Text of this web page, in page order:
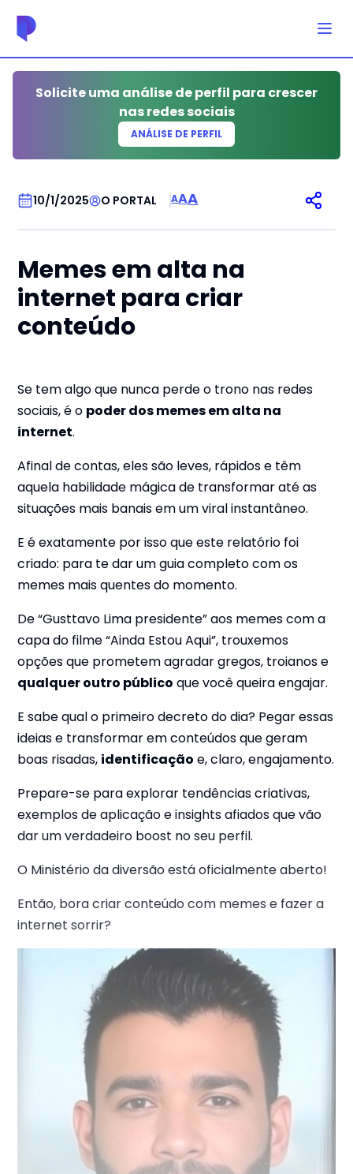
Solicite uma análise de perfil para crescer
nas redes sociais
ANÁLISE DE PERFIL
10/1/2025 O PORTAL
ARTES CÊNICAS AAA
Memes em alta na
internet para criar
conteúdo
Se tem algo que nunca perde o trono nas redes
sociais, é o poder dos memes em alta na
internet.
Afinal de contas, eles são leves, rápidos e têm
aquela habilidade mágica de transformar até as
situações mais banais em um viral instantâneo.
E é exatamente por isso que este relatório foi
criado: para te dar um guia completo com os
memes mais quentes do momento.
De “Gusttavo Lima presidente” aos memes com a
capa do filme “Ainda Estou Aqui”, trouxemos
opções que prometem agradar gregos, troianos e
qualquer outro público que você queira engajar.
E sabe qual o primeiro decreto do dia? Pegar essas
ideias e transformar em conteúdos que geram
boas risadas, identificação e, claro, engajamento.
Prepare-se para explorar tendências criativas,
exemplos de aplicação e insights afiados que vão
dar um verdadeiro boost no seu perfil.
O Ministério da diversão está oficialmente aberto!
Então, bora criar conteúdo com memes e fazer a
internet sorrir?